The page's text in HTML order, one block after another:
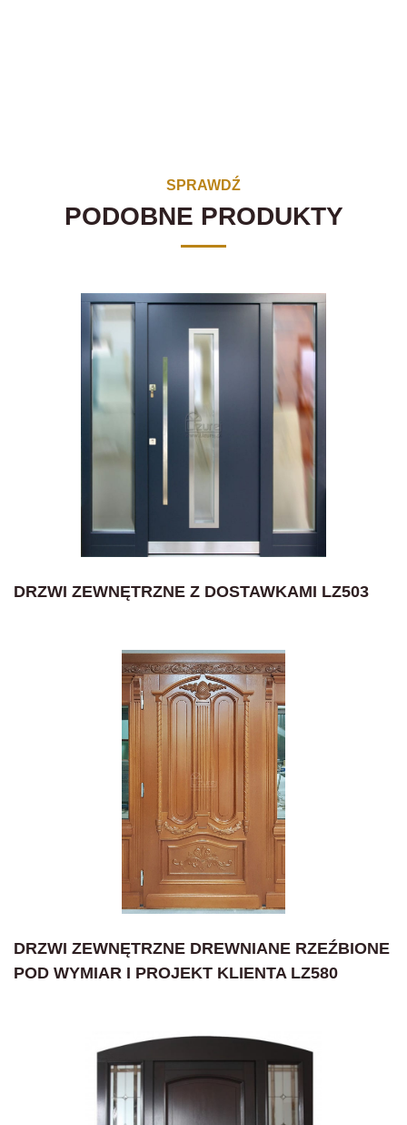
SPRAWDŹ
PODOBNE PRODUKTY
DRZWI ZEWNĘTRZNE Z DOSTAWKAMI LZ503
DRZWI ZEWNĘTRZNE DREWNIANE RZEŹBIONE
POD WYMIAR I PROJEKT KLIENTA LZ580